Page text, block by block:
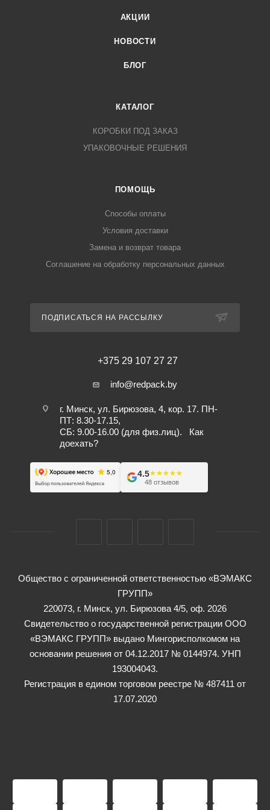
АКЦИИ
НОВОСТИ
БЛОГ
КАТАЛОГ
КОРОБКИ ПОД ЗАКАЗ
УПАКОВОЧНЫЕ РЕШЕНИЯ
ПОМОЩЬ
Способы оплаты
Условия доставки
Замена и возврат товара
Соглашение на обработку персональных данных
ПОДПИСАТЬСЯ НА РАССЫЛКУ
+375 29 107 27 27
info@redpack.by
г. Минск, ул. Бирюзова, 4, кор. 17. ПН-
ПТ: 8.30-17.15,
СБ: 9.00-16.00 (для физ.лиц). Как
доехать?
4.5★★★★★
★★★★★
48 отзывов
Общество с ограниченной ответственностью «ВЭМАКС
ГРУПП»
220073, г. Минск, ул. Бирюзова 4/5, оф. 2026
Свидетельство о государственной регистрации ООО
«ВЭМАКС ГРУПП» выдано Мингорисполкомом на
основании решения от 04.12.2017 № 0144974. УНП
193004043.
Регистрация в едином торговом реестре № 487411 от
17.07.2020